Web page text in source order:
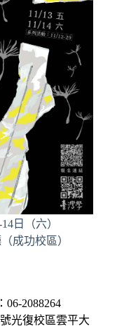
日（六）
成功校區）
06-2088264
光復校區雲平大